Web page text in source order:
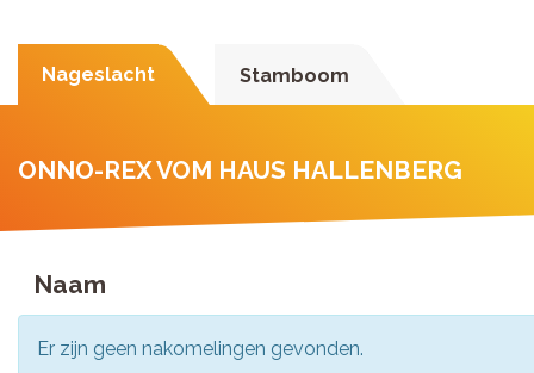
Nageslacht Stamboom
ONNO-REX VOM HAUS HALLENBERG
Naam
Er zijn geen nakomelingen gevonden.